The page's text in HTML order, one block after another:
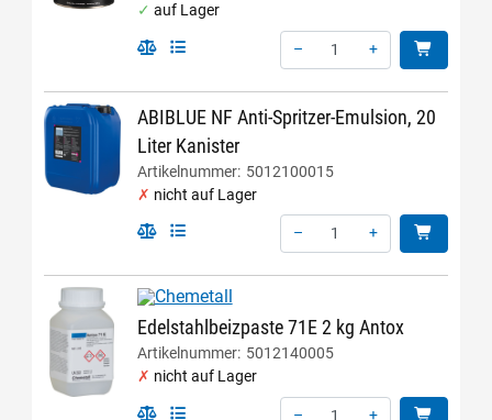
auf Lager
–
+
ABIBLUE NF Anti-Spritzer-Emulsion, 20
Liter Kanister
Artikelnummer: 5012100015
nicht auf Lager
–
+
Edelstahlbeizpaste 71E 2 kg Antox
Artikelnummer: 5012140005
nicht auf Lager
–
+